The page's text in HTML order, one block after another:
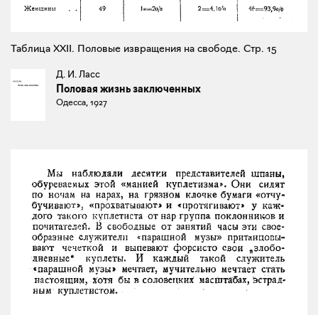
Таблица XXII. Половые извращения на свободе. Стр. 15
Д. И. Ласс
Половая жизнь заключенных
Одесса, 1927